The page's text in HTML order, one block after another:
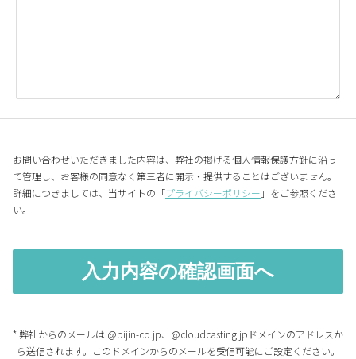
お問い合わせいただきました内容は、弊社の掲げる個人情報保護方針に沿っ
て管理し、お客様の同意なく第三者に開示・提供することはございません。
詳細につきましては、当サイトの「プライバシーポリシー 」をご参照くださ
い。
* 弊社からのメールは @bijin-co.jp、@cloudcasting.jpドメインのアドレスか
ら送信されます。このドメインからのメールを受信可能にご設定ください。